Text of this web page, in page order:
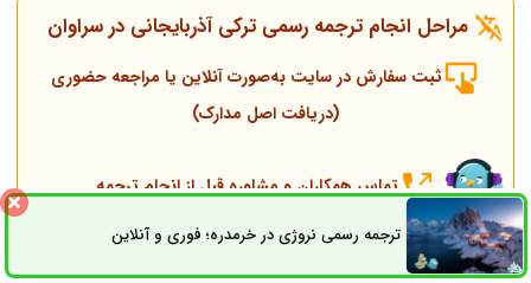
مراحل انجام ترجمه رسمی ترکی آذربایجانی در سراوان
ثبت سفارش در سایت به‌صورت آنلاین یا مراجعه حضوری
(دریافت اصل مدارک)
تماس همکاران و مشاوره قبل از انجام ترجمه
ترجمه رسمی نروژی در خرمدره؛ فوری و آنلاینثبت سفارش راه های ارتباطی